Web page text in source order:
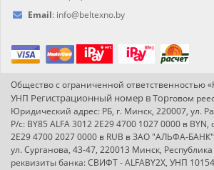
Email: info@beltexno.by
Общество с ограниченной ответственностью
УНП Регистрационный номер в Торговом
Юридический адрес: РБ, г. Минск, 220007, ул.
Р/с: BY85 ALFA 3012 2E29 4700 1027 0000 в BYN,
2E29 4700 2027 0000 в RUB в ЗАО "АЛЬФА-
ул. Сурганова, 43-47, 220013 Минск,
реквизиты банка: СВИФТ - ALFABY2X, УНП